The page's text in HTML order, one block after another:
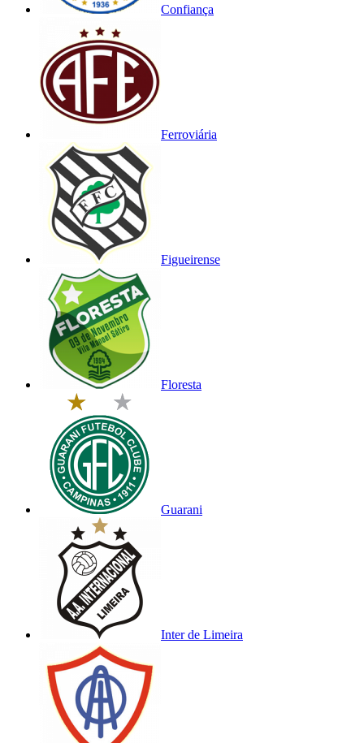
Confiança
Ferroviária
Figueirense
Floresta
Guarani
Inter de Limeira